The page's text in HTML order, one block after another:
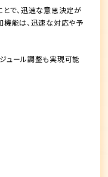
とで、迅速な意思決定が
機能は、迅速な対応や予
ュール調整も実現可能